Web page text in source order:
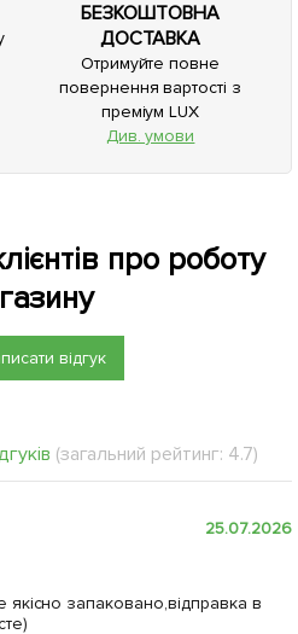
БЕЗКОШТОВНА
ДОСТАВКА
Отримуйте повне
повернення вартості з
преміум LUX
Див. умови
про роботу
відгук
(загальний рейтинг: 4.7)
25.07.2026
запаковано,відправка в